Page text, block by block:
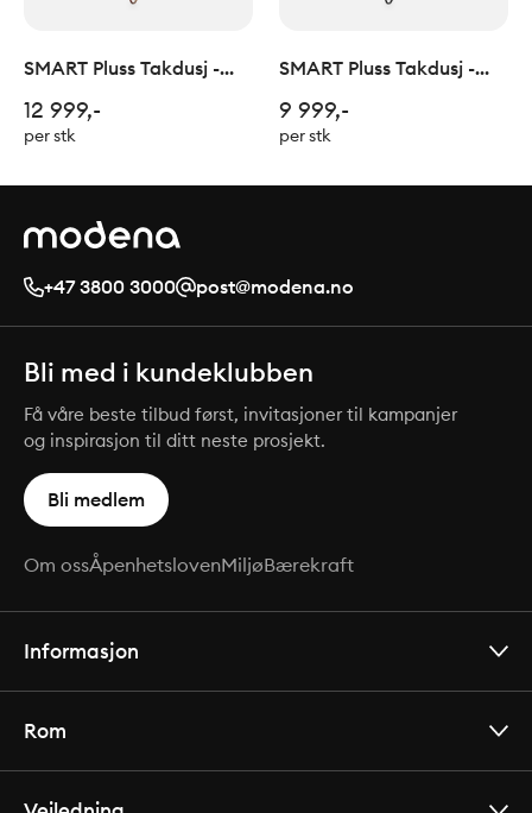
SMART Pluss Takdusj -
12 999,-
per stk
SMART Pluss Takdusj -
9 999,-
per stk
+47 3800 3000 post@modena.no
Bli med i kundeklubben
Få våre beste tilbud først, invitasjoner til kampanjer
og inspirasjon til ditt neste prosjekt.
Bli medlem
Om ossÅpenhetslovenMiljøBærekraft
Informasjon
Rom